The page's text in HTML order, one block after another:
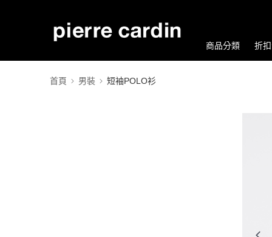
商品分類 折
首頁 男裝 短袖POLO衫